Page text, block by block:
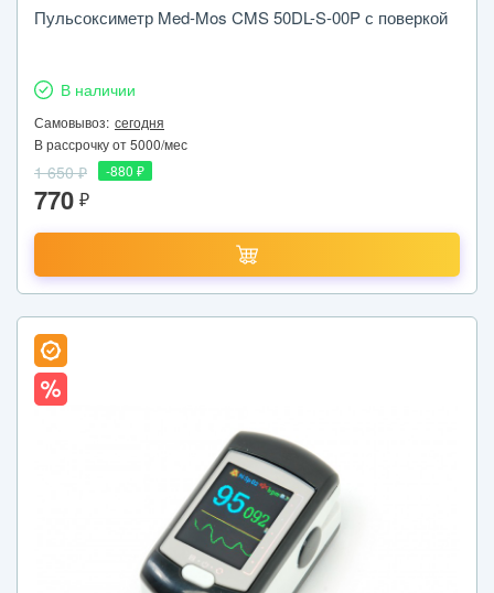
Пульсоксиметр Med-Mos CMS 50DL-S-00P с поверкой
В наличии
Самовывоз: сегодня
В рассрочку от 5000/мес
1 650 ₽ -880 ₽
770 ₽